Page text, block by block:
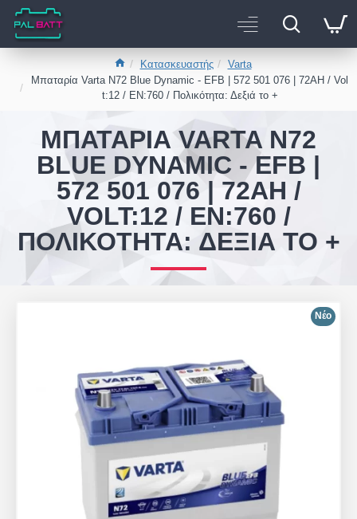
Κατασκευαστής
Varta
Μπαταρία Varta N72 Blue Dynamic - EFB | 572 501 076 | 72AH / Vol
t:12 / EN:760 / Πολικότητα: Δεξιά το +
ΜΠΑΤΑΡΊΑ VARTA N72
BLUE DYNAMIC - EFB |
572 501 076 | 72AH /
VOLT:12 / EN:760 /
ΠΟΛΙΚΌΤΗΤΑ: ΔΕΞΙΆ ΤΟ +
Νέο